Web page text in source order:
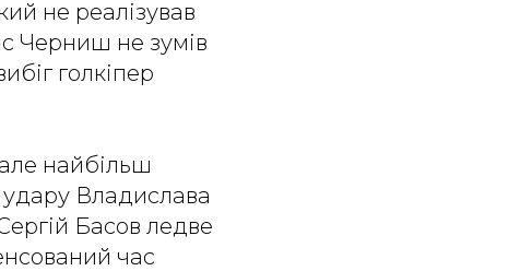
не реалізував
Черниш не зумів
голкіпер
найбільш
удару Владислава
Басов ледве
час